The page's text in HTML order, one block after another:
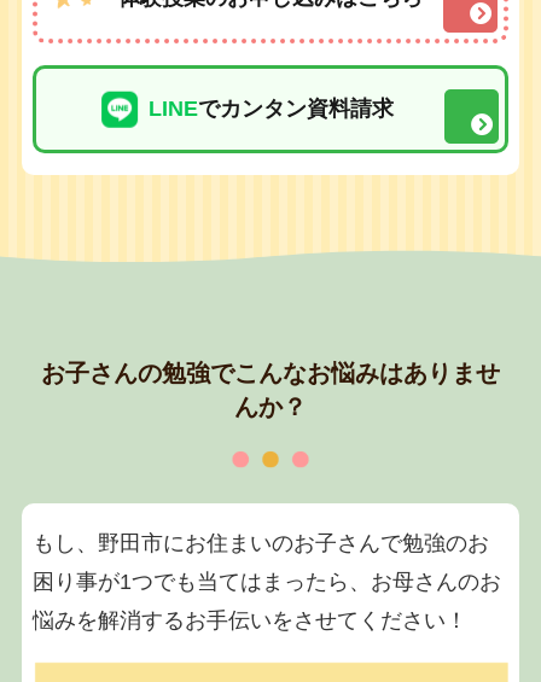
LINEでカンタン資料請求
お子さんの勉強でこんなお悩みはありませ
んか？
もし、野田市にお住まいのお子さんで勉強のお
困り事が1つでも当てはまったら、お母さんのお
悩みを解消するお手伝いをさせてください！